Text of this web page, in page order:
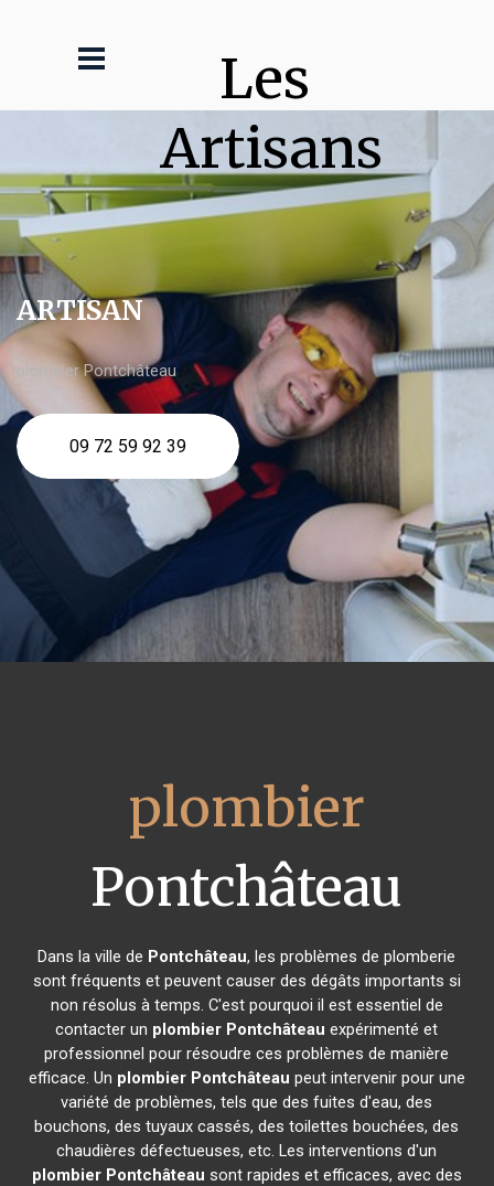
Les
Artisans
ARTISAN
plombier Pontchâteau
09 72 59 92 39
plombier
Pontchâteau
Dans la ville de Pontchâteau, les problèmes de plomberie
sont fréquents et peuvent causer des dégâts importants si
non résolus à temps. C'est pourquoi il est essentiel de
contacter un plombier Pontchâteau expérimenté et
professionnel pour résoudre ces problèmes de manière
efficace. Un plombier Pontchâteau peut intervenir pour une
variété de problèmes, tels que des fuites d'eau, des
bouchons, des tuyaux cassés, des toilettes bouchées, des
chaudières défectueuses, etc. Les interventions d'un
plombier Pontchâteau sont rapides et efficaces, avec des